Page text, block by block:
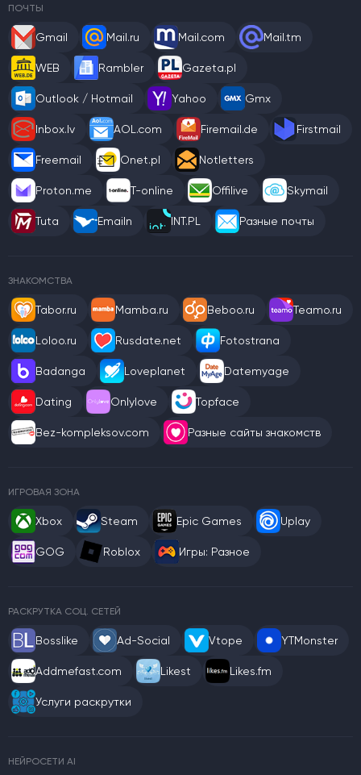
ПОЧТЫ
Gmail Mail.ru Mail.com Mail.tm
WEB Rambler Gazeta.pl
Outlook / Hotmail Yahoo Gmx
Inbox.lv AOL.com Firemail.de Firstmail
Freemail Onet.pl Notletters
Proton.me T-online Offilive Skymail
Tuta Emailn INT.PL Разные почты
ЗНАКОМСТВА
Tabor.ru Mamba.ru Beboo.ru Teamo.ru
Loloo.ru Rusdate.net Fotostrana
Badanga Loveplanet Datemyage
Dating Onlylove Topface
Bez-kompleksov.com Разные сайты знакомств
ИГРОВАЯ ЗОНА
Xbox Steam Epic Games Uplay
GOG Roblox Игры: Разное
РАСКРУТКА СОЦ. СЕТЕЙ
Bosslike Ad-Social Vtope YTMonster
Addmefast.com Likest Likes.fm
Услуги раскрутки
НЕЙРОСЕТИ AI